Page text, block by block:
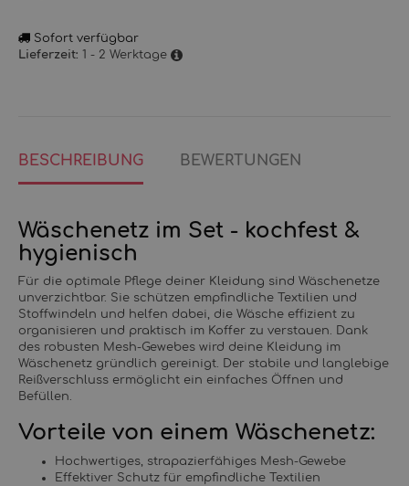
Sofort verfügbar
Lieferzeit: 1 - 2 Werktage
BESCHREIBUNG BEWERTUNGEN
Wäschenetz im Set - kochfest &
hygienisch
Für die optimale Pflege deiner Kleidung sind Wäschenetze
unverzichtbar. Sie schützen empfindliche Textilien und
Stoffwindeln und helfen dabei, die Wäsche effizient zu
organisieren und praktisch im Koffer zu verstauen. Dank
des robusten Mesh-Gewebes wird deine Kleidung im
Wäschenetz gründlich gereinigt. Der stabile und langlebige
Reißverschluss ermöglicht ein einfaches Öffnen und
Befüllen.
Vorteile von einem Wäschenetz:
Hochwertiges, strapazierfähiges Mesh-Gewebe
Effektiver Schutz für empfindliche Textilien